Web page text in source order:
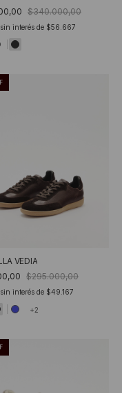
$340.000,00
interés de $56.667
VEDIA
$295.000,00
interés de $49.167
+2